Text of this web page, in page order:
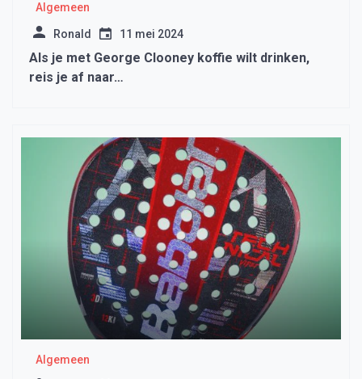
Algemeen
Ronald 11 mei 2024
Als je met George Clooney koffie wilt drinken,
reis je af naar…
Algemeen